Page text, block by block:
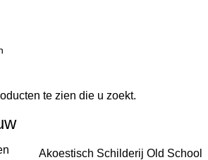
te zien die u zoekt.
Akoestisch Schilderij Old School